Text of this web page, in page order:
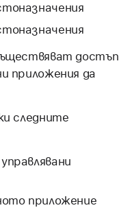
достъп
приложения да
следните
приложение